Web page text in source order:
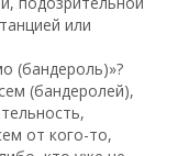
или
(бандероль)»?
(бандеролей),
от кого-то,